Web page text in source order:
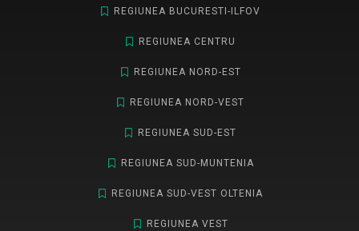
REGIUNEA BUCURESTI-ILFOV
REGIUNEA CENTRU
REGIUNEA NORD-EST
REGIUNEA NORD-VEST
REGIUNEA SUD-EST
REGIUNEA SUD-MUNTENIA
REGIUNEA SUD-VEST OLTENIA
REGIUNEA VEST